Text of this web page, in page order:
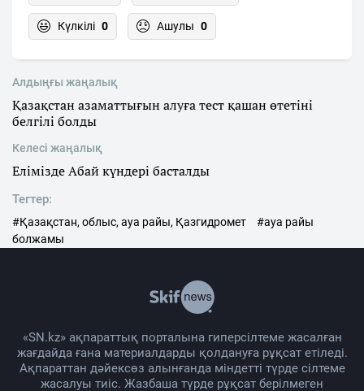
Күлкілі 0 Ашулы 0
Алдыңғы жаңалық
Қазақстан азаматтығын алуға тест қашан өтетіні
белгілі болды
Келесі жаңалық
Елімізде Абай күндері басталды
Тегтер:
#Қазақстан, облыс, ауа райы, Қазгидромет
#ауа райы
болжамы
«SN.kz» ақпараттық порталына гиперсілтеме жасалған
жағдайда ғана материалдарды қолдануға рұқсат етіледі.
Ақпараттан дәйексөз алынғанда міндетті түрде сілтеме
жасалуы тиіс. Жазбаша түрде рұқсат берілмеген